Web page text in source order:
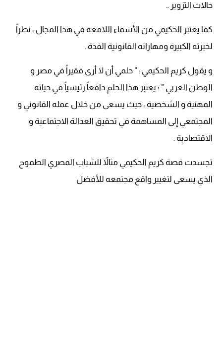
حالات التزوير ..
كما يعتبر الحكيمي من الأسماء اللامعة في هذا المجال ، نظراً
لخبرته الكبيرة ومهاراته القانونية الفذة .
و يقول كريم الحكيمي : ” حلمي أن لا أرى فقيراً في مصر و
الوطن العربي ” ؛ يعتبر هذا الحلم دافعاً رئيسياً في حياته
المهنية و الشخصية ، حيث يسعى من خلال عمله القانوني و
المجتمعي إلى المساهمة في تحقيق العدالة الاجتماعية و
الاقتصادية .
تجسدت قصة كريم الحكيمي مثالاً للشباب المصري الطموح
الذي يسعى لتغيير واقع مجتمعه للأفضل